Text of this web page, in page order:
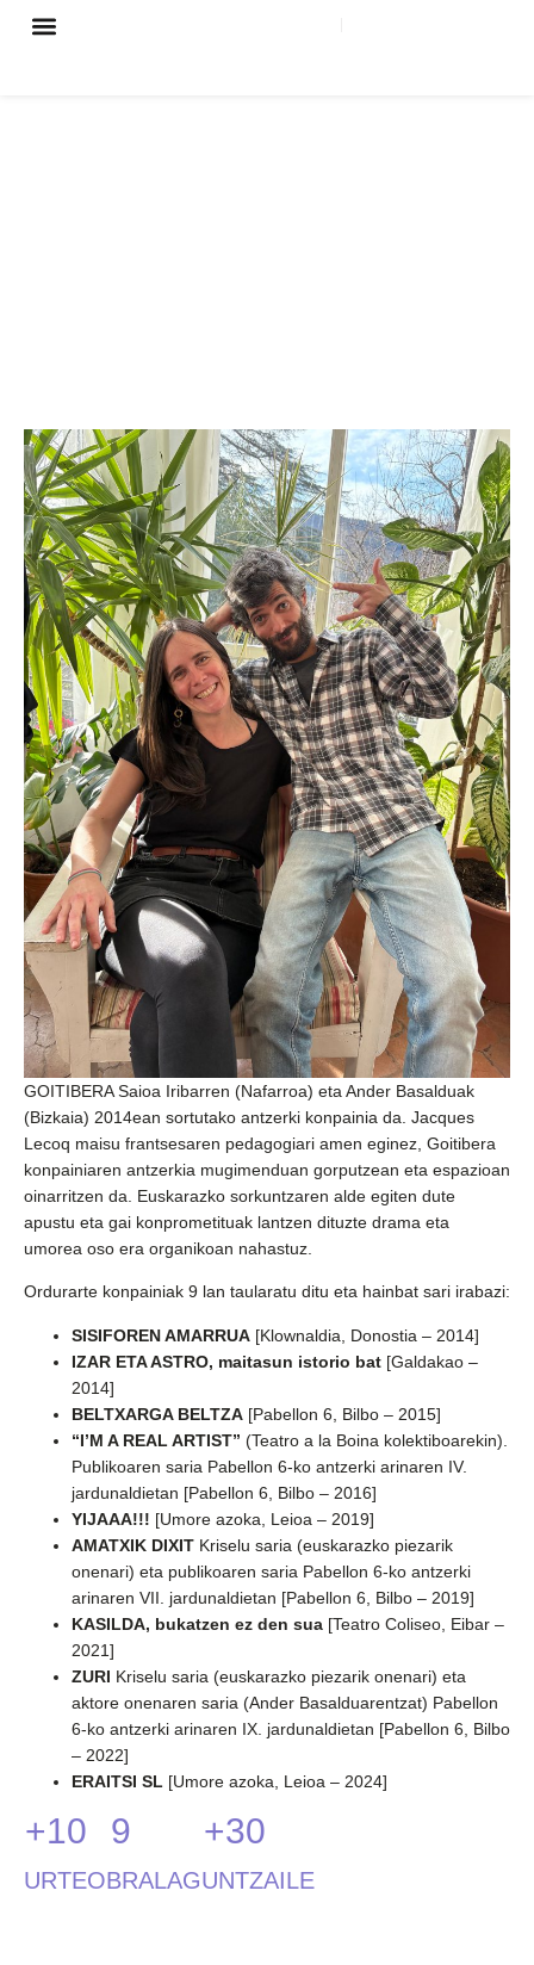
GOITIBERA Saioa Iribarren (Nafarroa) eta Ander Basalduak
(Bizkaia) 2014ean sortutako antzerki konpainia da. Jacques
Lecoq maisu frantsesaren pedagogiari amen eginez, Goitibera
konpainiaren antzerkia mugimenduan gorputzean eta espazioan
oinarritzen da. Euskarazko sorkuntzaren alde egiten dute
apustu eta gai konprometituak lantzen dituzte drama eta
umorea oso era organikoan nahastuz.
Ordurarte konpainiak 9 lan taularatu ditu eta hainbat sari irabazi:
SISIFOREN AMARRUA [Klownaldia, Donostia – 2014]
IZAR ETA ASTRO, maitasun istorio bat [Galdakao –
2014]
BELTXARGA BELTZA [Pabellon 6, Bilbo – 2015]
“I’M A REAL ARTIST” (Teatro a la Boina kolektiboarekin).
Publikoaren saria Pabellon 6-ko antzerki arinaren IV.
jardunaldietan [Pabellon 6, Bilbo – 2016]
YIJAAA!!! [Umore azoka, Leioa – 2019]
AMATXIK DIXIT Kriselu saria (euskarazko piezarik
onenari) eta publikoaren saria Pabellon 6-ko antzerki
arinaren VII. jardunaldietan [Pabellon 6, Bilbo – 2019]
KASILDA, bukatzen ez den sua [Teatro Coliseo, Eibar –
2021]
ZURI Kriselu saria (euskarazko piezarik onenari) eta
aktore onenaren saria (Ander Basalduarentzat) Pabellon
6-ko antzerki arinaren IX. jardunaldietan [Pabellon 6, Bilbo
– 2022]
ERAITSI SL [Umore azoka, Leioa – 2024]
+10
URTE
9
OBRA
+30
LAGUNTZAILE